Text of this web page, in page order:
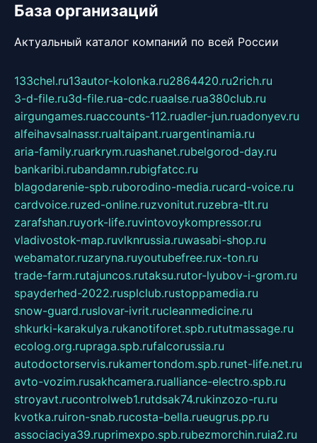
База организаций
Актуальный каталог компаний по всей России
133chel.ru13autor-kolonka.ru2864420.ru2rich.ru
3-d-file.ru3d-file.rua-cdc.ruaalse.rua380club.ru
airgungames.ruaccounts-112.ruadler-jun.ruadonyev.ru
alfeihavsalnassr.rualtaipant.ruargentinamia.ru
aria-family.ruarkrym.ruashanet.rubelgorod-day.ru
bankaribi.rubandamn.rubigfatcc.ru
blagodarenie-spb.ruborodino-media.rucard-voice.ru
cardvoice.ruzed-online.ruzvonitut.ruzebra-tlt.ru
zarafshan.ruyork-life.ruvintovoykompressor.ru
vladivostok-map.ruvlknrussia.ruwasabi-shop.ru
webamator.ruzaryna.ruyoutubefree.rux-ton.ru
trade-farm.rutajuncos.rutaksu.rutor-lyubov-i-grom.ru
spayderhed-2022.rusplclub.rustoppamedia.ru
snow-guard.ruslovar-ivrit.rucleanmedicine.ru
shkurki-karakulya.rukanotiforet.spb.rututmassage.ru
ecolog.org.rupraga.spb.rufalcorussia.ru
autodoctorservis.rukamertondom.spb.runet-life.net.ru
avto-vozim.rusakhcamera.rualliance-electro.spb.ru
stroyavt.rucontrolweb1.rutdsak74.rukinzozo-ru.ru
kvotka.ruiron-snab.rucosta-bella.rueugrus.pp.ru
associaciya39.ruprimexpo.spb.rubezmorchin.ruia2.ru